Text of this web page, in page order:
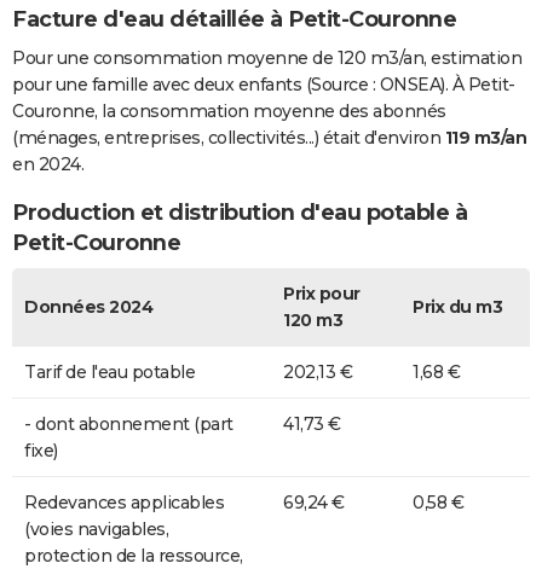
Facture d'eau détaillée à Petit-Couronne
Pour une consommation moyenne de 120 m3/an, estimation
pour une famille avec deux enfants (Source : ONSEA). À Petit-
Couronne, la consommation moyenne des abonnés
(ménages, entreprises, collectivités...) était d'environ 119 m3/an
en 2024.
Production et distribution d'eau potable à
Petit-Couronne
Données 2024
Prix pour
120 m3
Prix du m3
Tarif de l'eau potable 202,13 € 1,68 €
- dont abonnement (part
fixe)
41,73 €
Redevances applicables
(voies navigables,
protection de la ressource,
69,24 € 0,58 €